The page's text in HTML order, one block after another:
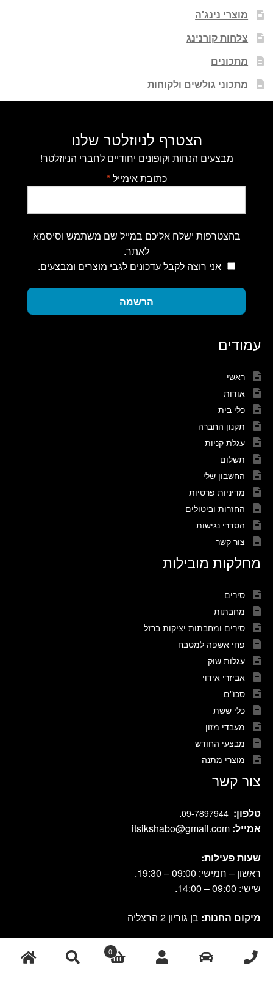
מוצרי נינג'ה
צלחות קורנינג
מתכונים
מתכוני גולשים ולקוחות
הצטרף לניוזלטר שלנו
מבצעים הנחות וקופונים יחודיים לחברי הניוזלטר!
כתובת אימייל*
בהצטרפות ישלח אליכם במייל שם משתמש וסיסמא
לאתר.
אני רוצה לקבל עדכונים לגבי מוצרים ומבצעים.
הרשמה
עמודים
ראשי
אודות
כלי בית
תקנון החברה
עגלת קניות
תשלום
החשבון שלי
מדיניות פרטיות
החזרות וביטולים
הסדרי נגישות
צור קשר
מחלקות מובילות
סירים
מחבתות
סירים ומחבתות יציקות ברזל
פחי אשפה למטבח
עגלות שוק
אביזרי אידוי
סכו"ם
כלי ששת
מעבדי מזון
מבצעי החודש
מוצרי מתנה
צור קשר
טלפון: 09-7897944
.
אמייל: itsikshabo@gmail.com
שעות פעילות:
ראשון – חמישי: 09:00 – 19:30.
שישי: 09:00 – 14:00.
מיקום החנות: בן גוריון 2 הרצליה
cook shop 2021 © אתר זה נבנה ועוצב על-ידי |אחסון
0